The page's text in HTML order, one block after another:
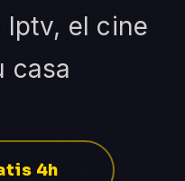
Iptv, el cine
casa
4h